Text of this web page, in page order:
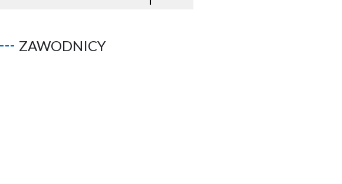
ZAWODNICY